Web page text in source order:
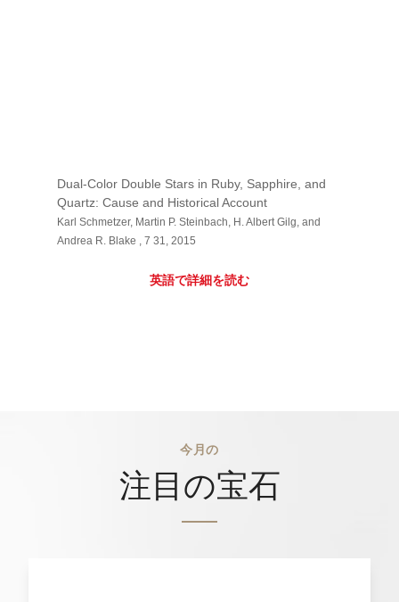
Dual-Color Double Stars in Ruby, Sapphire, and
Quartz: Cause and Historical Account
Karl Schmetzer, Martin P. Steinbach, H. Albert Gilg, and
Andrea R. Blake , 7 31, 2015
英語で詳細を読む
今月の
注目の宝石